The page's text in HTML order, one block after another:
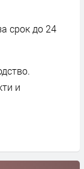
срок до 24
и